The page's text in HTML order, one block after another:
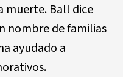
muerte. Ball dice
nombre de familias
ayudado a